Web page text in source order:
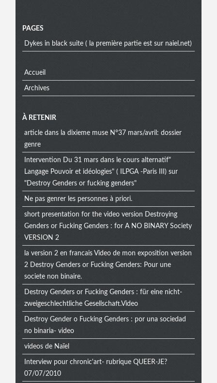
Menu
PAGES
Dykes in black suite ( la première partie est sur naiel.net)
Accueil
Archives
À RETENIR
article dans la dixieme muse N°37 mars/avril: dossier
genre
Intervention Du 31 mars dans le cours alternatif"
Langage Pouvoir et idéologies" ( ILPGA -Paris III) sur
"Destroy Genders or fucking genders"
Ne pas genrer les personnes à priori.
short presentation for the video version Destroying
Genders or Fucking Genders : for A NO BINARY Society
VERSION 2
la version 2 en francais Video de mon exposition version
2 Destroy Genders or Fucking Genders: Pour une
societe non binaire.
Destroy Genders or Fucking Genders : für eine nicht-
zweigeschlechtliche Gesellschaft.Video
Destroy Gender o Fucking Genders : por una sociedad
no binaria- video
videos de Naïel
Interview pour chronic'art- rubrique QUEER-JE?
07/07/2010